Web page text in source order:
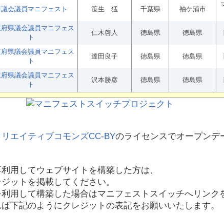
会議員マニフェスト 笹生 猛 千葉県 袖ケ浦市
県議会議員マニフェス
ト
仁木啓人 徳島県 徳島県
県議会議員マニフェス
ト
達田良子 徳島県 徳島県
県議会議員マニフェス
ト
沢本勝彦 徳島県 徳島県
リエイティブコモンズCC-BYのライセンスでオープンデ
用してウェブサイトを構築した方は、
ットを掲載してください。
用して構築した場合はマニフェストスイッチへリンク
下記のようにクレジットの表記をお願いいたします。